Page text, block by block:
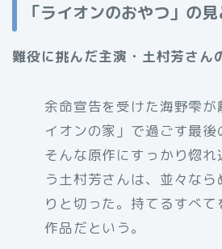
「ライオンのおやつ」の
難役に挑んだ主演・土村芳さん
余命宣告を受けた海野雫
イオンの家」で過ごす最後
そんな原作にすっかり惚
う土村芳さんは、並々な
りと切った。持てるすべ
作品だという。